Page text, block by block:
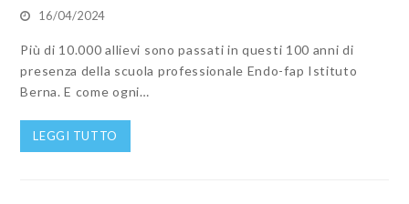
16/04/2024
Più di 10.000 allievi sono passati in questi 100 anni di
presenza della scuola professionale Endo-fap Istituto
Berna. E come ogni…
LEGGI TUTTO